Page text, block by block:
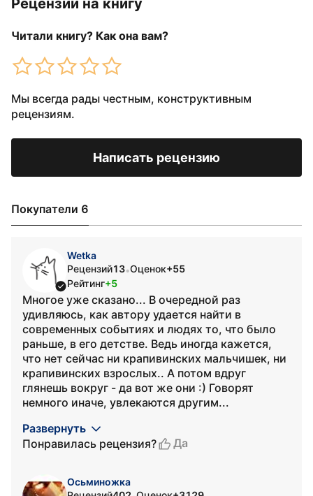
Рецензии на книгу
Читали книгу? Как она вам?
Мы всегда рады честным, конструктивным
рецензиям.
Написать рецензию
Покупатели 6
Wetka
Рецензий13•Оценок+55
Рейтинг+5
Многое уже сказано... В очередной раз
удивляюсь, как автору удается найти в
современных событиях и людях то, что было
раньше, в его детстве. Ведь иногда кажется,
что нет сейчас ни крапивинских мальчишек, ни
крапивинских взрослых.. А потом вдруг
глянешь вокруг - да вот же они :) Говорят
немного иначе, увлекаются другим...
Развернуть
Понравилась рецензия?
Да
Осьминожка